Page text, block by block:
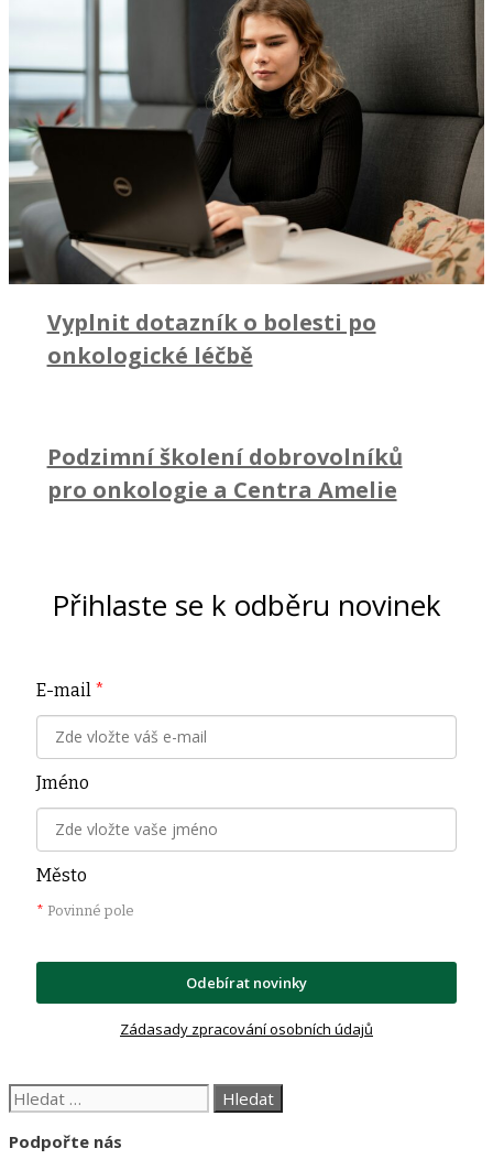
Vyplnit dotazník o bolesti po
onkologické léčbě
Podzimní školení dobrovolníků
pro onkologie a Centra Amelie
Přihlaste se k odběru novinek
E-mail *
Jméno
Město
* Povinné pole
Odebírat novinky
Zádasady zpracování osobních údajů
Hledat:
Podpořte nás